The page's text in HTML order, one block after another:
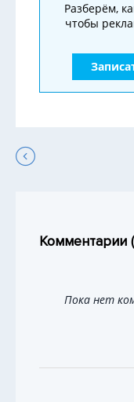
Разберём,
чтобы
Комментарии (
Пока нет